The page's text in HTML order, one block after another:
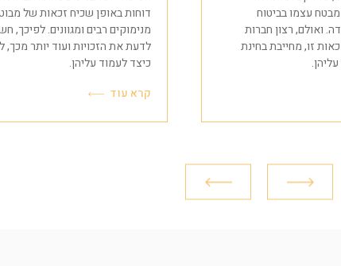
עצמו בביטוח
ואולם, רצון חברות
זו, מחייבת בחינת
דוחות באופן שכיח זכאות של
מנימוקים רבים ומגוונים. לפיכך,
לדעת את הזכויות ועוד יותר מכך,
כיצד לעמוד עליהן.
קרא עוד